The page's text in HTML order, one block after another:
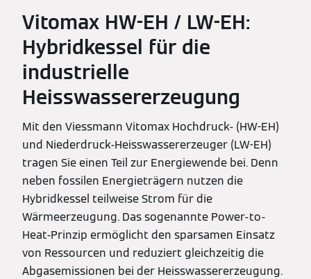
Vitomax HW-EH / LW-EH:
Hybridkessel für die
industrielle
Heisswassererzeugung
Mit den Viessmann Vitomax Hochdruck- (HW-EH)
und Niederdruck-Heisswassererzeuger (LW-EH)
tragen Sie einen Teil zur Energiewende bei. Denn
neben fossilen Energieträgern nutzen die
Hybridkessel teilweise Strom für die
Wärmeerzeugung. Das sogenannte Power-to-
Heat-Prinzip ermöglicht den sparsamen Einsatz
von Ressourcen und reduziert gleichzeitig die
Abgasemissionen bei der Heisswassererzeugung.